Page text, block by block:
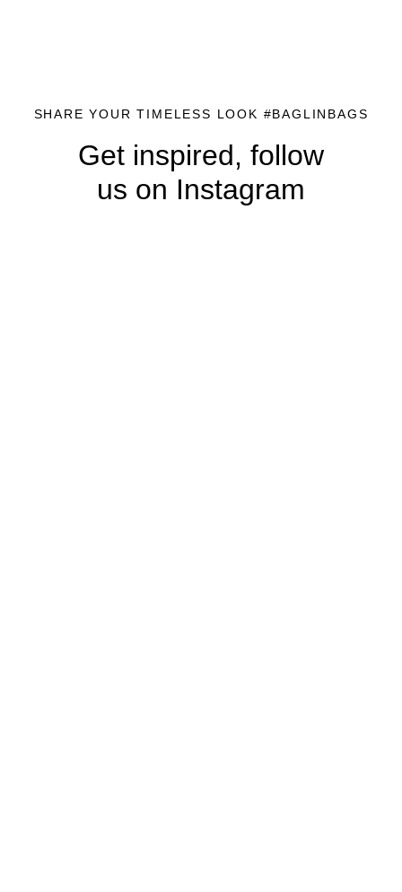
SHARE YOUR TIMELESS LOOK #BAGLINBAGS
Get inspired, follow
us on Instagram